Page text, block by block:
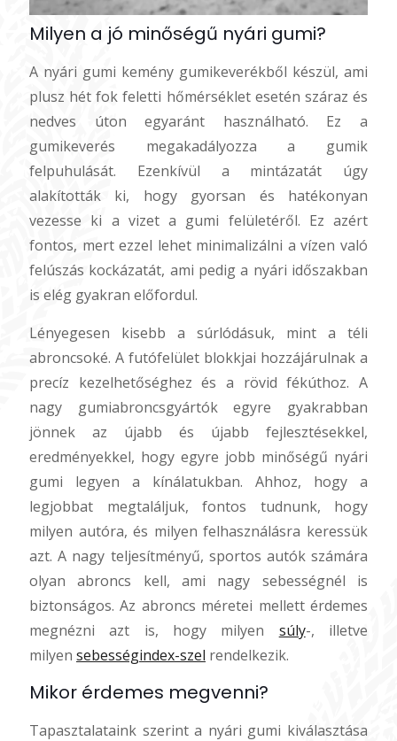
Milyen a jó minőségű nyári gumi?
A nyári gumi kemény gumikeverékből készül, ami
plusz hét fok feletti hőmérséklet esetén száraz és
nedves úton egyaránt használható. Ez a
gumikeverés megakadályozza a gumik
felpuhulását. Ezenkívül a mintázatát úgy
alakították ki, hogy gyorsan és hatékonyan
vezesse ki a vizet a gumi felületéről. Ez azért
fontos, mert ezzel lehet minimalizálni a vízen való
felúszás kockázatát, ami pedig a nyári időszakban
is elég gyakran előfordul.
Lényegesen kisebb a súrlódásuk, mint a téli
abroncsoké. A futófelület blokkjai hozzájárulnak a
precíz kezelhetőséghez és a rövid fékúthoz. A
nagy gumiabroncsgyártók egyre gyakrabban
jönnek az újabb és újabb fejlesztésekkel,
eredményekkel, hogy egyre jobb minőségű nyári
gumi legyen a kínálatukban. Ahhoz, hogy a
legjobbat megtaláljuk, fontos tudnunk, hogy
milyen autóra, és milyen felhasználásra keressük
azt. A nagy teljesítményű, sportos autók számára
olyan abroncs kell, ami nagy sebességnél is
biztonságos. Az abroncs méretei mellett érdemes
megnézni azt is, hogy milyen súly-, illetve
milyen sebességindex-szel rendelkezik.
Mikor érdemes megvenni?
Tapasztalataink szerint a nyári gumi kiválasztása